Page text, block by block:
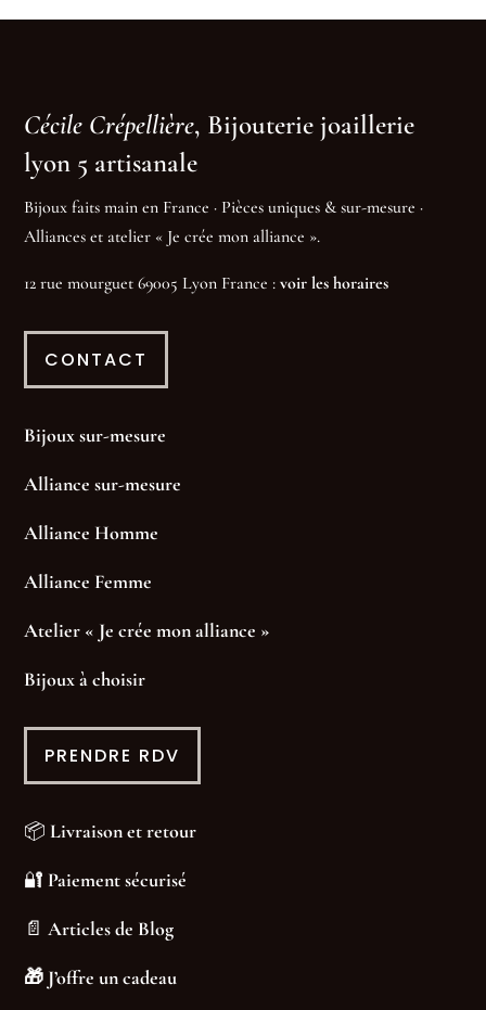
Cécile Crépellière, Bijouterie joaillerie
lyon 5 artisanale
Bijoux faits main en France · Pièces uniques & sur-mesure ·
Alliances et atelier « Je crée mon alliance ».
12 rue mourguet 69005 Lyon France :voir les horaires
CONTACT
Bijoux sur-mesure
Alliance sur-mesure
Alliance Homme
Alliance Femme
Atelier « Je crée mon alliance »
Bijoux à choisir
PRENDRE RDV
📦Livraison et retour
🔐 Paiement sécurisé
📄Articles de Blog
🎁 J’offre un cadeau